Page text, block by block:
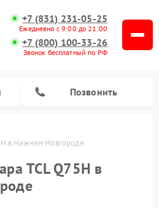
+7 (831) 231-05-25
Ежедневно с 9:00 до 21:00
+7 (800) 100-33-26
Звонок бесплатный по РФ
Позвонить
в Нижнем Новгороде
TCL Q75H в